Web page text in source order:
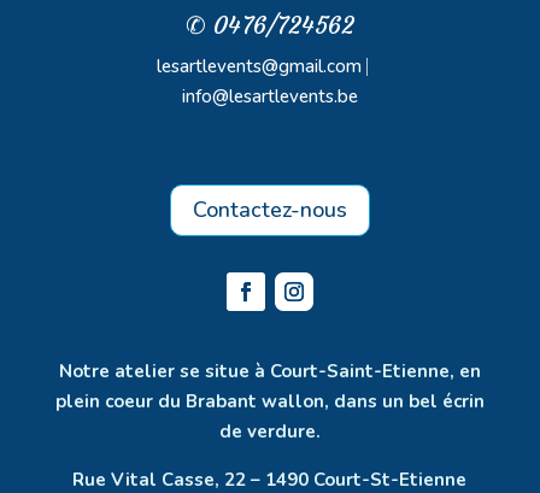
✆ 0476/724562
lesartlevents@gmail.com
info@lesartlevents.be
Contactez-nous
Notre atelier se situe à Court-Saint-Etienne, en
plein coeur du Brabant wallon, dans un bel écrin
de verdure.
Rue Vital Casse, 22 – 1490 Court-St-Etienne